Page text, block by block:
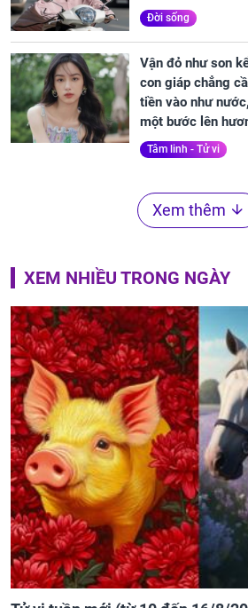
Đời sống
Vận đỏ như son
con giáp chẳng
tiền vào như
một bước lên
Tâm linh - Tử vi
Xem thêm
XEM NHIỀU TRONG NGÀY